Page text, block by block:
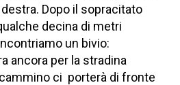
Dopo il sopracitato
decina di metri
un bivio:
ancora per la stradina
ci porterà di fronte